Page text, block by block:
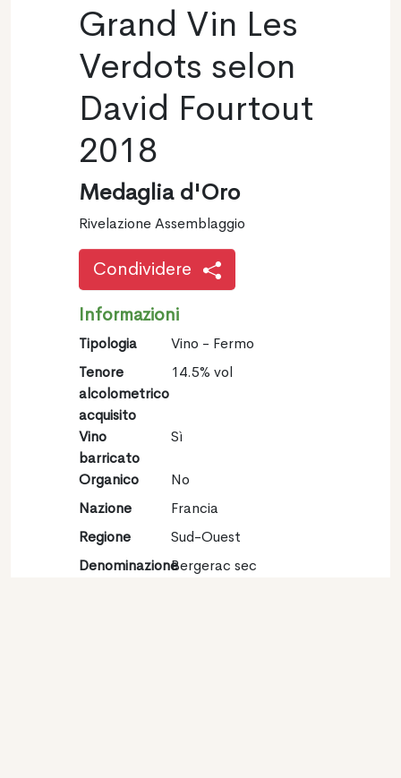
Grand Vin Les
Verdots selon
David Fourtout
2018
Medaglia d'Oro
Rivelazione Assemblaggio
Condividere
Informazioni
Tipologia
Vino - Fermo
Tenore
alcolometrico
acquisito
14.5% vol
Vino
barricato
Sì
Organico
No
Nazione
Francia
Regione
Sud-Ouest
DenominazioneBergerac sec